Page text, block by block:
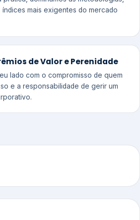
mais exigentes do mercado
de Valor e Perenidade
lado com o compromisso de quem
e a responsabilidade de gerir um